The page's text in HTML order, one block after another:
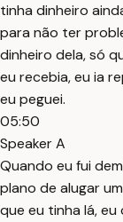
tinha dinheiro
para não ter
dinheiro dela, só
eu recebia, eu ia
eu peguei.
05:50
Speaker A
Quando eu fui
plano de alugar
que eu tinha lá, eu